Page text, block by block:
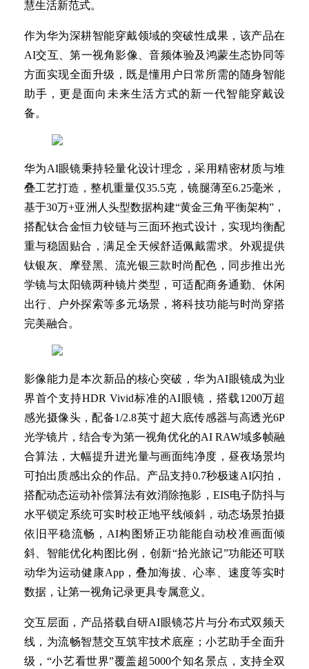
慧生活新范式。
作为华为深耕智能穿戴领域的突破性成果，该产品在
AI交互、第一视角影像、音频体验及鸿蒙生态协同等
方面实现全面升级，既是懂用户日常所需的随身智能
助手，更是面向未来生活方式的新一代智能穿戴设
备。
华为AI眼镜秉持轻量化设计理念，采用精密材质与堆
叠工艺打造，整机重量仅35.5克，镜腿薄至6.25毫米，
基于30万+亚洲人头型数据构建“黄金三角平衡架构”，
搭配钛合金恒力铰链与三面环抱式设计，实现均衡配
重与稳固贴合，满足全天候舒适佩戴需求。外观提供
钛银灰、摩登黑、流光银三款时尚配色，同步推出光
学镜与太阳镜两种镜片类型，可适配商务通勤、休闲
出行、户外探索等多元场景，将科技功能与时尚穿搭
完美融合。
影像能力是本次新品的核心突破，华为AI眼镜成为业
界首个支持HDR Vivid标准的AI眼镜，搭载1200万超
感光摄像头，配备1/2.8英寸超大底传感器与高透光6P
光学镜片，结合专为第一视角优化的AI RAW域多帧融
合算法，大幅提升进光量与画面纯净度，昼夜场景均
可拍出质感出众的作品。产品支持0.7秒极速AI闪拍，
搭配动态运动补偿算法有效消除拖影，EIS电子防抖与
水平锁定系统可实时校正地平线倾斜，动态场景拍摄
依旧平稳流畅，AI构图矫正功能能自动校准画面倾
斜、智能优化构图比例，创新“拾光旅记”功能还可联
动华为运动健康App，叠加海拔、心率、速度等实时
数据，让第一视角记录更具专属意义。
交互层面，产品搭载自研AI眼镜芯片与分布式双频天
线，为流畅智慧交互筑牢技术底座；小艺助手全面升
级，“小艺看世界”覆盖超5000个知名景点，支持全双